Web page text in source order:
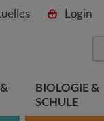
Login
BIOLOGIE &
SCHULE